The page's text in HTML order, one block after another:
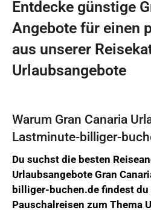
Entdecke günstige
Angebote für einen
aus unserer
Urlaubsangebote
Warum Gran Canaria
Lastminute-billiger-
Du suchst die besten
Urlaubsangebote Gran
billiger-buchen.de findest
Pauschalreisen zum Thema